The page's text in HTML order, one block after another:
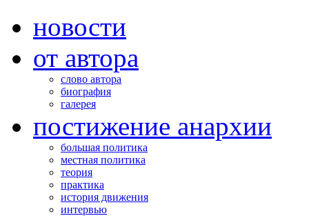
новости
от автора
слово автора
биография
галерея
постижение анархии
большая политика
местная политика
теория
практика
история движения
интервью